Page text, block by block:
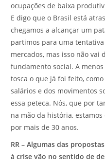
ocupações de baixa
E digo que o Brasil está
chegamos a alcançar um
partimos para uma
mercados, mas isso não
fundamento social. A
tosca o que já foi feito,
salários e dos movimentos
essa peteca. Nós, que por
na mão da história,
por mais de 30 anos.
RR – Algumas das
à crise vão no sentido de